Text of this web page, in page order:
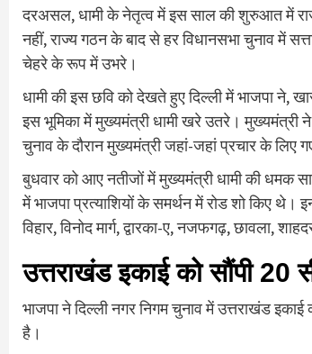
दरअसल, धामी के नेतृत्व में इस साल की शुरुआत में
नहीं, राज्य गठन के बाद से हर विधानसभा चुनाव में
चेहरे के रूप में उभरे।
धामी की इस छवि को देखते हुए दिल्ली में भाजपा ने,
इस भूमिका में मुख्यमंत्री धामी खरे उतरे। मुख्यमंत्री
चुनाव के दौरान मुख्यमंत्री जहां-जहां प्रचार के लिए
बुधवार को आए नतीजों में मुख्यमंत्री धामी की धमक
में भाजपा प्रत्याशियों के समर्थन में रोड शो किए थे।
विहार, विनोद मार्ग, द्वारका-ए, नजफगढ़, छावला,
उत्तराखंड इकाई को सौंपी 20
भाजपा ने दिल्ली नगर निगम चुनाव में उत्तराखंड
है।